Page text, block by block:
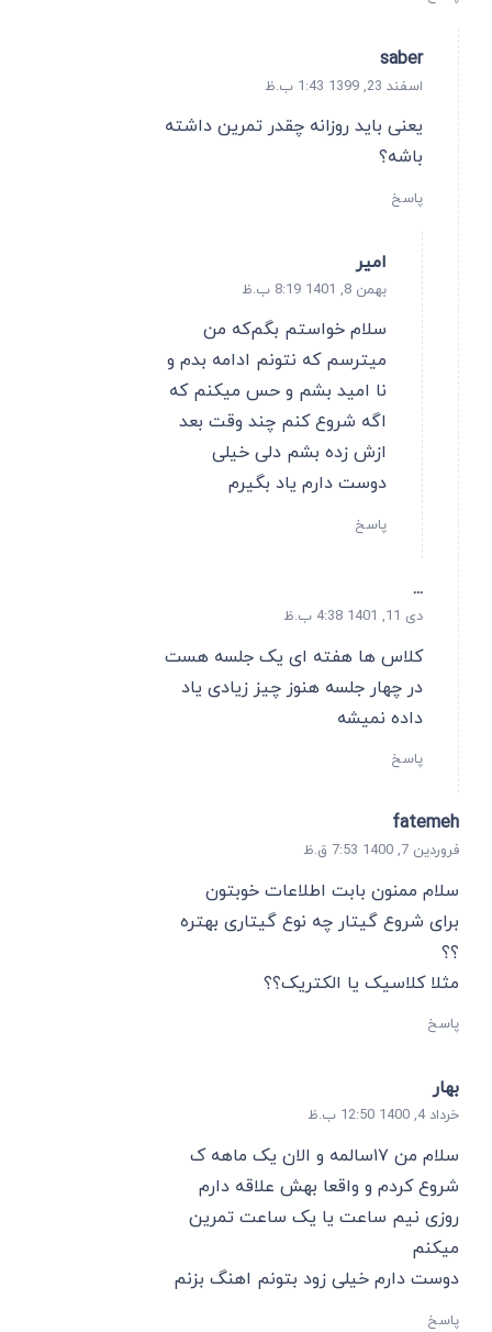
saber
اسفند 23, 1399 1:43 ب.ظ
یعنی باید روزانه چقدر تمرین داشته
باشه؟
پاسخ
امیر
بهمن 8, 1401 8:19 ب.ظ
سلام خواستم بگم‌که من
میترسم که نتونم ادامه بدم و
نا امید بشم و حس میکنم که
اگه شروع کنم چند وقت بعد
ازش زده بشم دلی خیلی
دوست دارم یاد بگیرم
پاسخ
...
دی 11, 1401 4:38 ب.ظ
کلاس ها هفته ای یک جلسه هست
در چهار جلسه هنوز چیز زیادی یاد
داده نمیشه
پاسخ
fatemeh
فروردین 7, 1400 7:53 ق.ظ
سلام ممنون بابت اطلاعات خوبتون
برای شروع گیتار چه نوع گیتاری بهتره
؟؟
مثلا کلاسیک یا الکتریک؟؟
پاسخ
بهار
خرداد 4, 1400 12:50 ب.ظ
سلام من ۱۷سالمه و الان یک ماهه ک
شروع کردم و واقعا بهش علاقه دارم
روزی نیم ساعت یا یک ساعت تمرین
میکنم
دوست دارم خیلی زود بتونم اهنگ بزنم
پاسخ